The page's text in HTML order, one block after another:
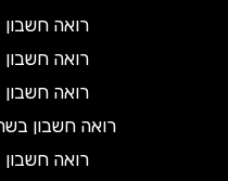
רואה חשבון
רואה חשבון
רואה חשבון
רואה חשבון בשרון
רואה חשבון